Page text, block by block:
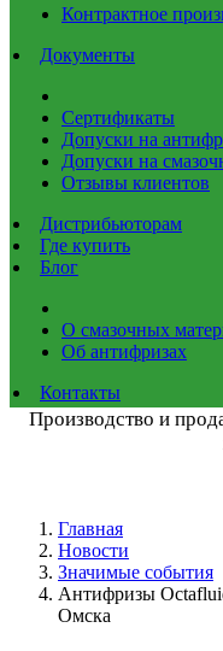
Контрактное
Документы
Сертификаты
Допуски на
Допуски на
Отзывы клиентов
Дистрибьюторам
Где купить
Блог
О смазочных
Об антифризах
Контакты
Производство и
Главная
Новости
Значимые события
Антифризы
Омска